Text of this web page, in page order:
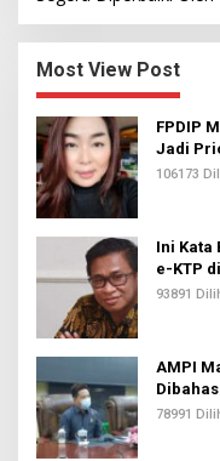
Most View Post
FPDIP
Jadi
106173
Ini Kata
e-KTP
93891
AMPI
Dibahas
78991